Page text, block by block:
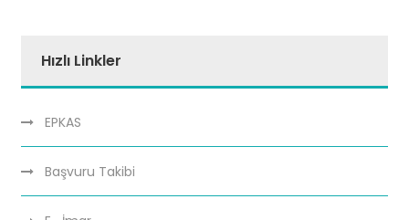
Hızlı Linkler
EPKAS
Başvuru Takibi